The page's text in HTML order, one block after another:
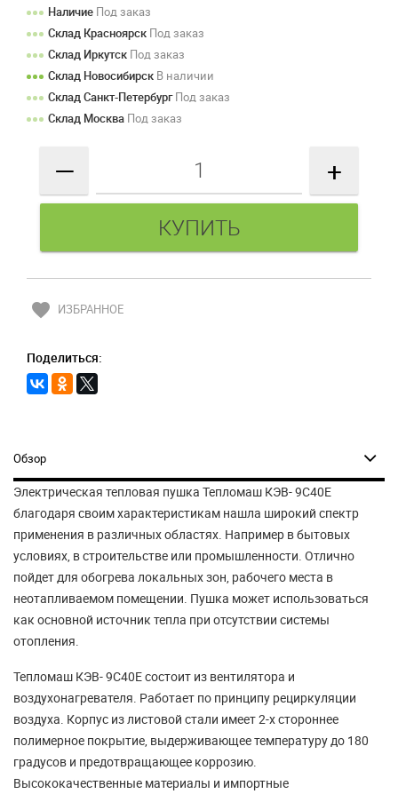
Наличие Под заказ
Склад Красноярск Под заказ
Склад Иркутск Под заказ
Склад Новосибирск В наличии
Склад Санкт-ПетербургПод заказ
Склад Москва Под заказ
— +
favorite ИЗБРАННОЕ
Поделиться:
Обзор
Электрическая тепловая пушка Тепломаш КЭВ- 9С40Е
благодаря своим характеристикам нашла широкий спектр
применения в различных областях. Например в бытовых
условиях, в строительстве или промышленности. Отлично
пойдет для обогрева локальных зон, рабочего места в
неотапливаемом помещении. Пушка может использоваться
как основной источник тепла при отсутствии системы
отопления.
Тепломаш КЭВ- 9С40Е состоит из вентилятора и
воздухонагревателя. Работает по принципу рециркуляции
воздуха. Корпус из листовой стали имеет 2-х стороннее
полимерное покрытие, выдерживающее температуру до 180
градусов и предотвращающее коррозию.
Высококачественные материалы и импортные